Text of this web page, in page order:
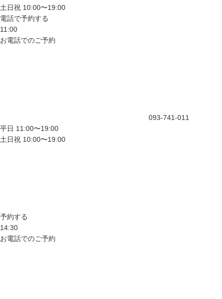
土日祝 10:00〜19:00
電話で予約する
11:00
お電話でのご予約
093-741-011
平日 11:00〜19:00
土日祝 10:00〜19:00
予約する
14:30
お電話でのご予約